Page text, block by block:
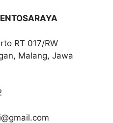
RT 017/RW
Malang, Jawa